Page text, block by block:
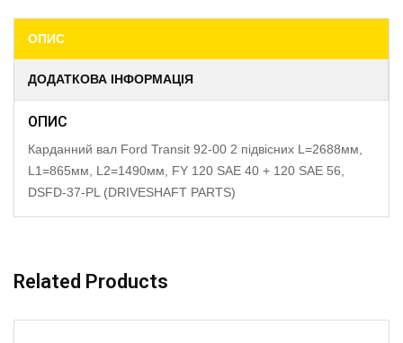
ОПИС
ДОДАТКОВА ІНФОРМАЦІЯ
ОПИС
Карданний вал Ford Transit 92-00 2 підвісних L=2688мм,
L1=865мм, L2=1490мм, FY 120 SAE 40 + 120 SAE 56,
DSFD-37-PL (DRIVESHAFT PARTS)
Related Products